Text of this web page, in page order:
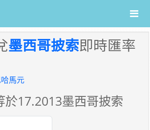
墨西哥披索即時匯率
馬元
於17.2013墨西哥披索